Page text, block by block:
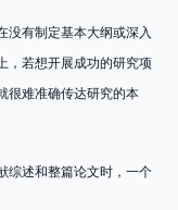
没有制定基本大纲或深入
，若想开展成功的研究项
很难准确传达研究的本
综述和整篇论文时，一个